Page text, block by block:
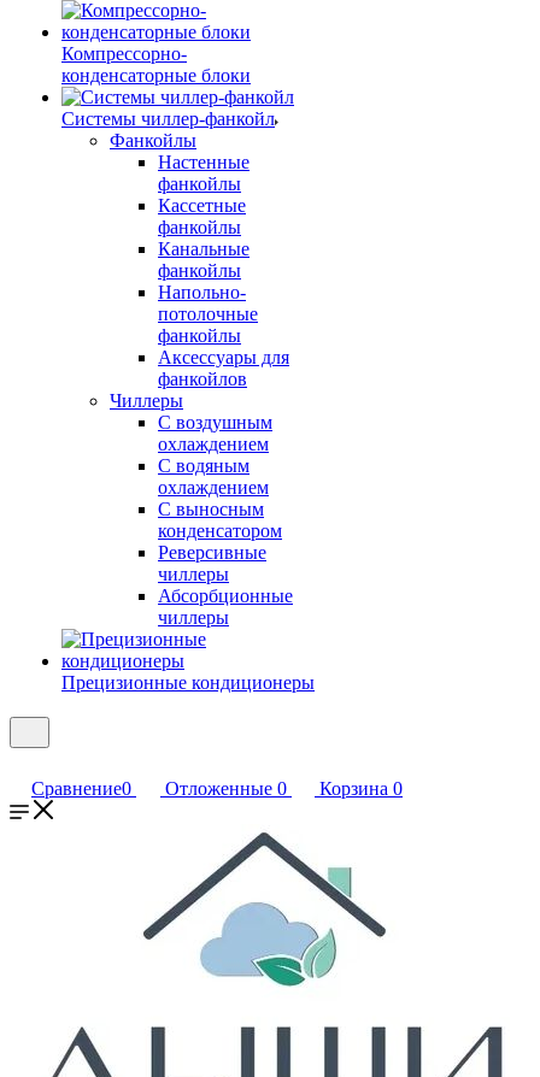
Компрессорно-
конденсаторные блоки
Системы чиллер-фанкойл
Фанкойлы
Настенные
фанкойлы
Кассетные
фанкойлы
Канальные
фанкойлы
Напольно-
потолочные
фанкойлы
Аксессуары для
фанкойлов
Чиллеры
С воздушным
охлаждением
С водяным
охлаждением
С выносным
конденсатором
Реверсивные
чиллеры
Абсорбционные
чиллеры
Прецизионные кондиционеры
Сравнение0 Отложенные 0 Корзина 0